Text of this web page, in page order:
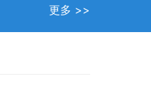
济南第三届校
更多 >>